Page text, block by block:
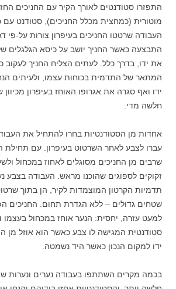
התפזרו סטודנטים לאורך הקיר עם החניכים
מוטורית (כמחצית מכלל החניכים), סטודנט עם
העבודה שרטטו החניכים בעיפרון צורות על-פי
התבצעה כאשר החניך יושב על כיסא הגלגלים
את ידו, בדרך כלל. לעתים הצליח החניך לעקוב
המתאר של התדמית בכוחות עצמו, ולעיתים
ידו ואף סגרה את אגרופו האוחז בעיפרון
חלשה מדי.
אחדות מן הסטודנטיות בחרו להתחיל את
עברו לצבע לאחר השרטוט בעיפרון. עם
שרבים מן החניכים מסוגלים לאחוז במכחול
זקוקים לספוגים שהוכנו מראש. העבודה בצבע
תדמיות הקרטון המוצמדות לקיר, הן בתוך
שטחים גדולים – ללא הגדרת תחום. החניכים
למעט עזרה, יחסית: הנער אוחז במכחול בעצמו
סטודנטית המגישה לו צבע כאשר הוא אוזל מן
ידו למקום הנכון כאשר היד נשמטה.
בכמה מקרים השתתפו בעבודה נערים ונערות